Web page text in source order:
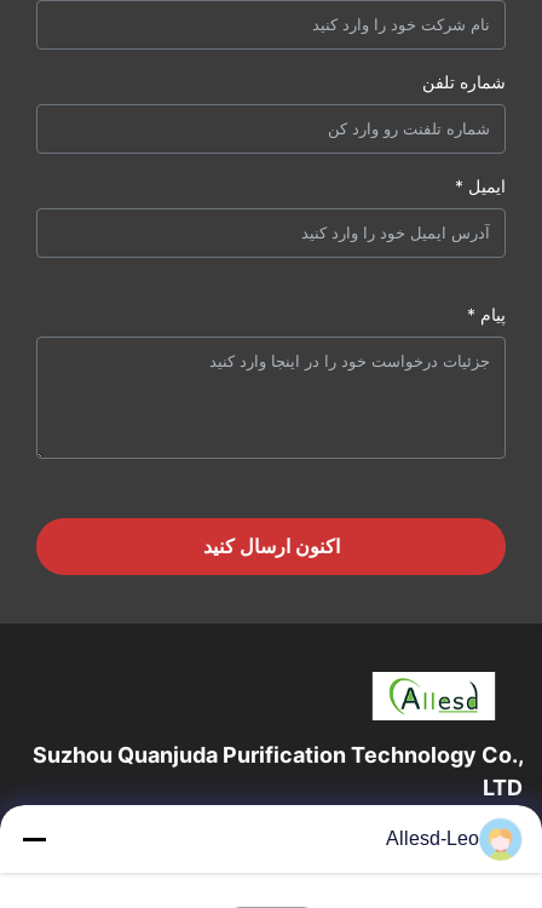
شماره تلفن
ایمیل *
پیام *
اکنون ارسال کنید
Suzhou Quanjuda Purification Technology Co.,
LTD
16 سال تجربه، به عنوان یک تولید کننده و صادر کننده پیشرو محصولات
Allesd-Leo